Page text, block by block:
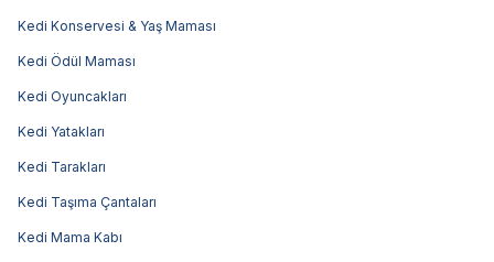
Kedi Konservesi & Yaş Maması
Kedi Ödül Maması
Kedi Oyuncakları
Kedi Yatakları
Kedi Tarakları
Kedi Taşıma Çantaları
Kedi Mama Kabı